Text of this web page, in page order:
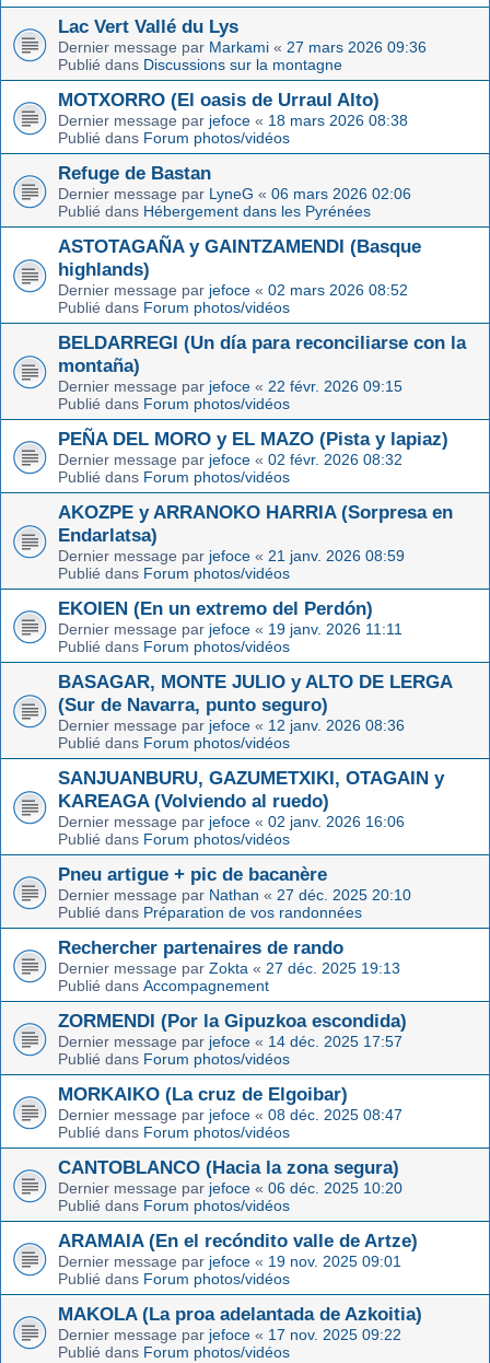
Lac Vert Vallé du Lys
Dernier message par Markami « 27 mars 2026 09:36
Publié dans Discussions sur la montagne
MOTXORRO (El oasis de Urraul Alto)
Dernier message par jefoce « 18 mars 2026 08:38
Publié dans Forum photos/vidéos
Refuge de Bastan
Dernier message par LyneG « 06 mars 2026 02:06
Publié dans Hébergement dans les Pyrénées
ASTOTAGAÑA y GAINTZAMENDI (Basque
highlands)
Dernier message par jefoce « 02 mars 2026 08:52
Publié dans Forum photos/vidéos
BELDARREGI (Un día para reconciliarse con la
montaña)
Dernier message par jefoce « 22 févr. 2026 09:15
Publié dans Forum photos/vidéos
PEÑA DEL MORO y EL MAZO (Pista y lapiaz)
Dernier message par jefoce « 02 févr. 2026 08:32
Publié dans Forum photos/vidéos
AKOZPE y ARRANOKO HARRIA (Sorpresa en
Endarlatsa)
Dernier message par jefoce « 21 janv. 2026 08:59
Publié dans Forum photos/vidéos
EKOIEN (En un extremo del Perdón)
Dernier message par jefoce « 19 janv. 2026 11:11
Publié dans Forum photos/vidéos
BASAGAR, MONTE JULIO y ALTO DE LERGA
(Sur de Navarra, punto seguro)
Dernier message par jefoce « 12 janv. 2026 08:36
Publié dans Forum photos/vidéos
SANJUANBURU, GAZUMETXIKI, OTAGAIN y
KAREAGA (Volviendo al ruedo)
Dernier message par jefoce « 02 janv. 2026 16:06
Publié dans Forum photos/vidéos
Pneu artigue + pic de bacanère
Dernier message par Nathan « 27 déc. 2025 20:10
Publié dans Préparation de vos randonnées
Rechercher partenaires de rando
Dernier message par Zokta « 27 déc. 2025 19:13
Publié dans Accompagnement
ZORMENDI (Por la Gipuzkoa escondida)
Dernier message par jefoce « 14 déc. 2025 17:57
Publié dans Forum photos/vidéos
MORKAIKO (La cruz de Elgoibar)
Dernier message par jefoce « 08 déc. 2025 08:47
Publié dans Forum photos/vidéos
CANTOBLANCO (Hacia la zona segura)
Dernier message par jefoce « 06 déc. 2025 10:20
Publié dans Forum photos/vidéos
ARAMAIA (En el recóndito valle de Artze)
Dernier message par jefoce « 19 nov. 2025 09:01
Publié dans Forum photos/vidéos
MAKOLA (La proa adelantada de Azkoitia)
Dernier message par jefoce « 17 nov. 2025 09:22
Publié dans Forum photos/vidéos